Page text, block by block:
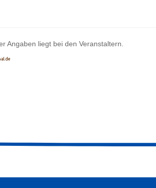
Angaben liegt bei den Veranstaltern.